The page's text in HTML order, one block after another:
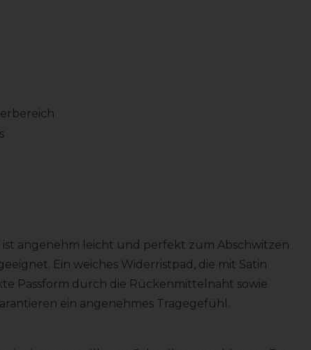
ist angenehm leicht und perfekt zum Abschwitzen
Ein weiches Widerristpad, die mit Satin
Passform durch die Rückenmittelnaht sowie
ein angenehmes Tragegefühl.